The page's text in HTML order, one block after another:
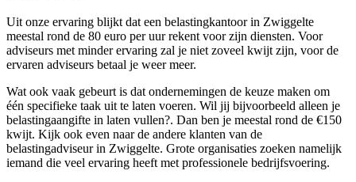
Uit onze ervaring blijkt dat een belastingkantoor in Zwiggelte
meestal rond de 80 euro per uur rekent voor zijn diensten. Voor
adviseurs met minder ervaring zal je niet zoveel kwijt zijn, voor de
ervaren adviseurs betaal je weer meer.
Wat ook vaak gebeurt is dat ondernemingen de keuze maken om
één specifieke taak uit te laten voeren. Wil jij bijvoorbeeld alleen je
belastingaangifte in laten vullen?. Dan ben je meestal rond de €150
kwijt. Kijk ook even naar de andere klanten van de
belastingadviseur in Zwiggelte. Grote organisaties zoeken namelijk
iemand die veel ervaring heeft met professionele bedrijfsvoering.